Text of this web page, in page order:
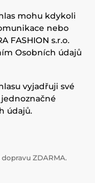
mohu kdykoli
nebo
FASHION s.r.o.
Osobních údajů
vyjadřuji své
údajů.
ZDARMA.